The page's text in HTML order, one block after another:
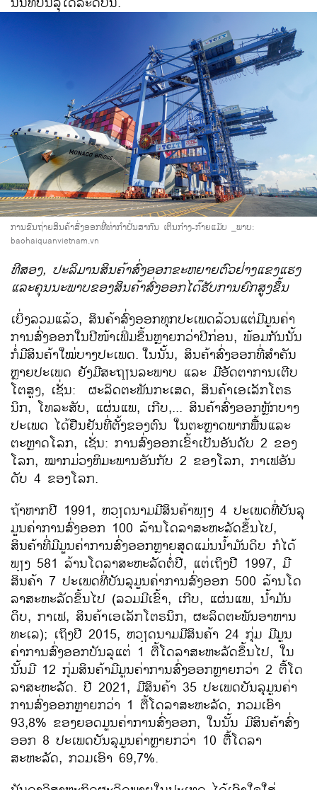
ການຂົນຖ່າຍສິນຄ້າສົ່ງອອກທີ່ທ່າກຳປັ່ນສາກົນ ເຕິນກ໋າງ-ກ້າຍແມັບ
_ພາບ:
baohaiquanvietnam.vn
ທີ​ສອງ, ປະ​ລິ​ມານ​ສິນຄ້າ​ສົ່ງ​ອອກຂະຫຍາຍຕົວຢ່າງ​ແຂງ​ແຮງ
​ແລະຄຸນ​ນະພາ​ບຂອງ​ສິນຄ້າສົ່ງ​ອອກ​ໄດ໊ຮັບ​ການຍົກ​ສູງຂຶ້ນ
​ເບິ່ງ​ລວມ​ແລ້ວ, ສິນຄ້າ​ສົ່ງ​ອອກ​ທຸກ​ປະ​ເພດ​ລ້ວນ​ແຕ່​ມີ​ມູນ​ຄ່າ​
ການ​ສົ່ງ​ອອກ​ໃນ​ປີ​ໜ້າ​ເພີ່ມ​ຂຶ້ນ​ຫຼາຍ​ກວ່າ​ປີ​ກ່ອນ, ພ້ອມ​ກັນ​ນັ້ນ​
ກໍ່​ມີ​ສິນ​ຄ້າ​​ໃໝ່ບາງ​ປະ​ເພດ. ​ໃນ​ນັ້ນ, ສິນຄ້າ​ສົ່ງ​ອອກ​ທີ່​ສຳຄັນ​
ຫຼາຍ​ປະ​ເພດ ​ຍັງ​ມີ​ສະຖຽນ​ລະ​ພາບ ​ແລະ ມີ​ອັດຕາ​ການ​ເຕີບ​
ໂຕ​ສູງ, ​ເຊັ່ນ: ຜະລິດຕະພັນກະເສດ, ສິນຄ້າເອເລັກໂຕຣ
ນິກ, ໂທລະສັບ, ແຜ່ນແພ, ເກີບ,... ສິນຄ້າ​ສົ່ງ​ອອກ​ຫຼັກ​ບາງ​
ປະ​ເພດ ​ໄດ້​ຢືນຢັນ​ທີ່​ຕັ້ງ​ຂອງ​ຕົນ​ ໃນ​ຕະຫຼາດ​ພາກ​ພື້ນ​ແລະ​
ຕະຫຼາດ​ໂລກ, ​ເຊັ່ນ: ການ​ສົ່ງ​ອອກ​ເຂົ້າ​ເປັນ​ອັນ​ດັບ 2 ຂອງ​
ໂລກ, ໝາກມ່ວງ​ຫິມະ​ພານອັນ​ກັບ 2 ຂອງ​ໂລກ, ກາ​​ເຟອັນ​
ດັບ 4 ຂອງ​ໂລກ.
ຖ້າ​ຫາກ​ປີ 1991, ຫວຽດ​ນາມ​ມີສິນຄ້າ​ພຽງ 4 ປະ​ເພດ​ທີ່​ບັນລຸ​
ມູນ​ຄ່າການສົ່ງ​ອອກ 100 ລ້ານ​ໂດ​ລາ​ສະຫະລັດຂຶ້​ນໄປ,
ສິນຄ້າ​ທີ່​ມີ​ມູນ​ຄ່າ​ການສົ່ງ​ອອກ​ຫຼາຍ​ສຸດ​ແມ່ນນ້ຳມັນ​ດິບ ກໍ​ໄດ້​
ພຽງ 581 ລ້ານ​ໂດ​ລາ​ສະຫະລັດຕໍ່​ປີ, ​ແຕ່​ເຖິງ​ປີ 1997, ມີ​
ສິນຄ້າ 7 ປະ​ເພດ​ທີ່​ບັນລຸ​ມູນ​ຄ່າ​ການ​ສົ່ງ​ອອກ 500 ລ້ານ​ໂດ​
ລາ​ສະຫະລັດຂຶ້ນ​ໄປ (ລວມມີເຂົ້າ, ເກີບ, ແຜ່ນແພ, ນ້ຳມັນ
ດິບ, ກາ​​ເຟ, ສິນຄ້າເອເລັກໂຕຣນິກ, ຜະລິດຕະພັນອາຫານ
ທະເລ); ​ເຖິງ​ປີ 2015, ຫວຽດ​ນາມ​ມີສິນຄ້າ 24 ກຸ່ມ ມີມູນ​
ຄ່າ​ການ​ສົ່ງ​ອອກບັນລຸ​ແຕ່ 1 ຕື້​ໂດ​ລາ​ສະຫະລັດຂຶ້ນ​ໄປ, ​ໃນ​
ນັ້ນ​ມີ 12 ກຸ່ມ​ສິນຄ້າ​ມີມູນ​ຄ່າ​ການ​ສົ່ງ​ອອກຫຼາຍ​ກວ່າ 2 ຕື້​ໂດ​
ລາ​ສະຫະລັດ. ​ປີ 2021, ມີ​ສິນຄ້າ 35 ປະ​ເພດ​ບັນລຸມູນ​ຄ່າ​
ການ​ສົ່ງ​ອອກຫຼາຍ​ກວ່າ 1 ຕື້ໂດ​ລາ​ສະຫະລັດ, ກວມ​ເອົາ
93,8% ຂອງ​ຍອດ​ມູນ​ຄ່າ​ການ​ສົ່ງ​ອອກ, ​ໃນ​ນັ້ນ ມີ​ສິນຄ້າ​ສົ່ງ​
ອອກ 8 ປະ​ເພດ​ບັນລຸມູນ​ຄ່າ​ຫຼາຍ​ກວ່າ 10 ຕື້​ໂດ​ລາ​
ສະຫະລັດ, ກວມ​ເອົາ 69,7%.